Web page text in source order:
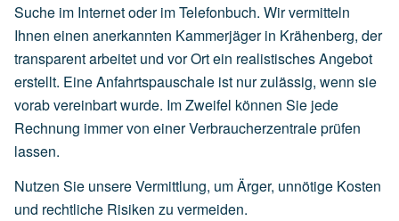
Suche im Internet oder im Telefonbuch. Wir vermitteln
Ihnen einen anerkannten Kammerjäger in Krähenberg, der
transparent arbeitet und vor Ort ein realistisches Angebot
erstellt. Eine Anfahrtspauschale ist nur zulässig, wenn sie
vorab vereinbart wurde. Im Zweifel können Sie jede
Rechnung immer von einer Verbraucherzentrale prüfen
lassen.
Nutzen Sie unsere Vermittlung, um Ärger, unnötige Kosten
und rechtliche Risiken zu vermeiden.